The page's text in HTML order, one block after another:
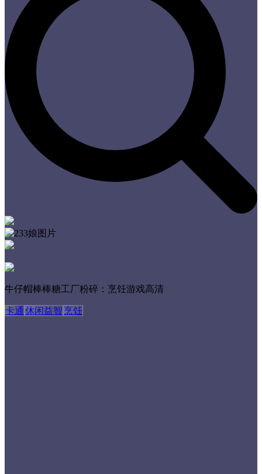
牛仔帽棒棒糖工厂粉碎：烹饪游戏高清
卡通 休闲益智烹饪